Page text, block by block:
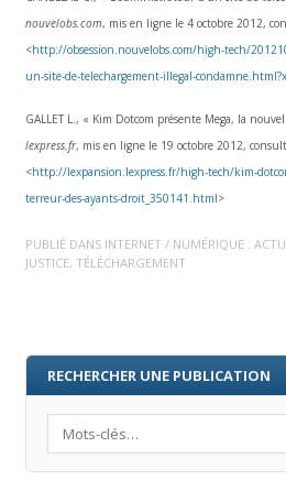
nouvelobs.com, mis en ligne le 4 octobre 2012,
<http://obsession.nouvelobs.com/high-tech/
un-site-de-telechargement-illegal-
GALLET L., « Kim Dotcom présente Mega, la
lexpress.fr, mis en ligne le 19 octobre 2012,
<http://lexpansion.lexpress.fr/high-tech/kim-
terreur-des-ayants-droit_350141.html>
PUBLIÉ DANS INTERNET / NUMÉRIQUE :
JUSTICE, TÉLÉCHARGEMENT
RECHERCHER UNE PUBLICATION